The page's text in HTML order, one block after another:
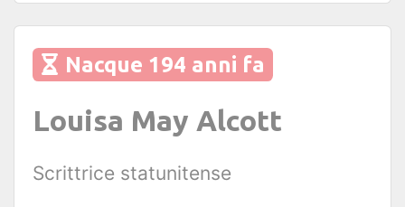
Nacque 194 anni fa
Louisa May Alcott
Scrittrice statunitense